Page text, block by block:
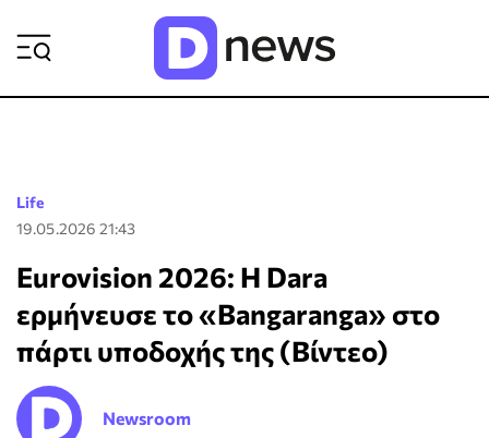
Life
19.05.2026 21:43
Eurovision 2026: Η Dara
ερμήνευσε το «Bangaranga» στο
πάρτι υποδοχής της (Βίντεο)
Newsroom